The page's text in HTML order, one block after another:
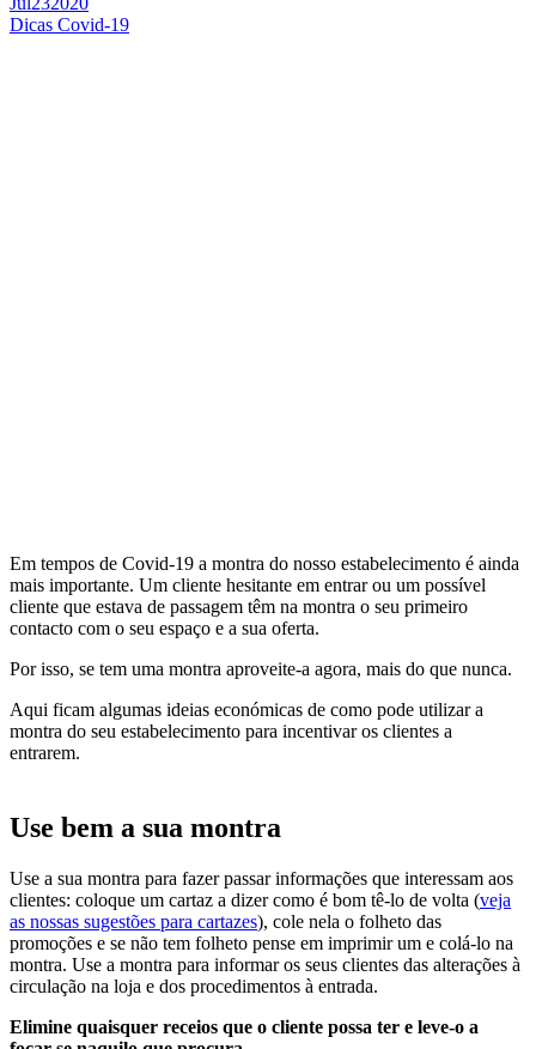
Dicas Covid-19
Em tempos de Covid-19 a montra do nosso estabelecimento é ainda
mais importante. Um cliente hesitante em entrar ou um possível
cliente que estava de passagem têm na montra o seu primeiro
contacto com o seu espaço e a sua oferta.
Por isso, se tem uma montra aproveite-a agora, mais do que nunca.
Aqui ficam algumas ideias económicas de como pode utilizar a
montra do seu estabelecimento para incentivar os clientes a
entrarem.
Use bem a sua montra
Use a sua montra para fazer passar informações que interessam aos
clientes: coloque um cartaz a dizer como é bom tê-lo de volta (veja
as nossas sugestões para cartazes), cole nela o folheto das
promoções e se não tem folheto pense em imprimir um e colá-lo na
montra. Use a montra para informar os seus clientes das alterações à
circulação na loja e dos procedimentos à entrada.
Elimine quaisquer receios que o cliente possa ter e leve-o a